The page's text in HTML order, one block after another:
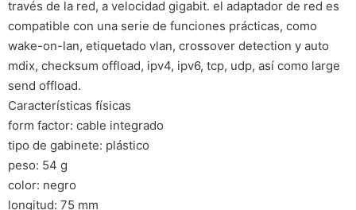
través de la red, a velocidad gigabit. el adaptador de red es
compatible con una serie de funciones prácticas, como
wake-on-lan, etiquetado vlan, crossover detection y auto
mdix, checksum offload, ipv4, ipv6, tcp, udp, así como large
send offload.
Características físicas
form factor: cable integrado
tipo de gabinete: plástico
peso: 54 g
color: negro
longitud: 75 mm